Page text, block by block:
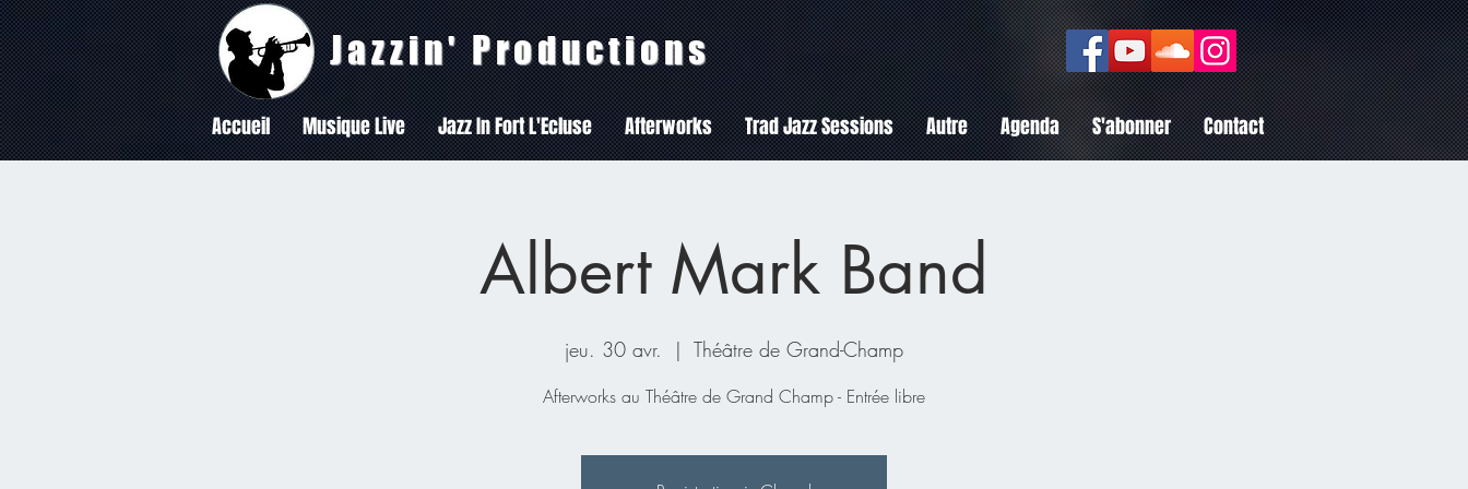
Jazzin' Productions
Accueil Musique Live Jazz In Fort L'Ecluse Afterworks Trad Jazz Sessions Autre Agenda S'abonner Contact
Albert Mark Band
jeu. 30 avr.
  |
Théâtre de Grand-Champ
Afterworks au Théâtre de Grand Champ - Entrée libre